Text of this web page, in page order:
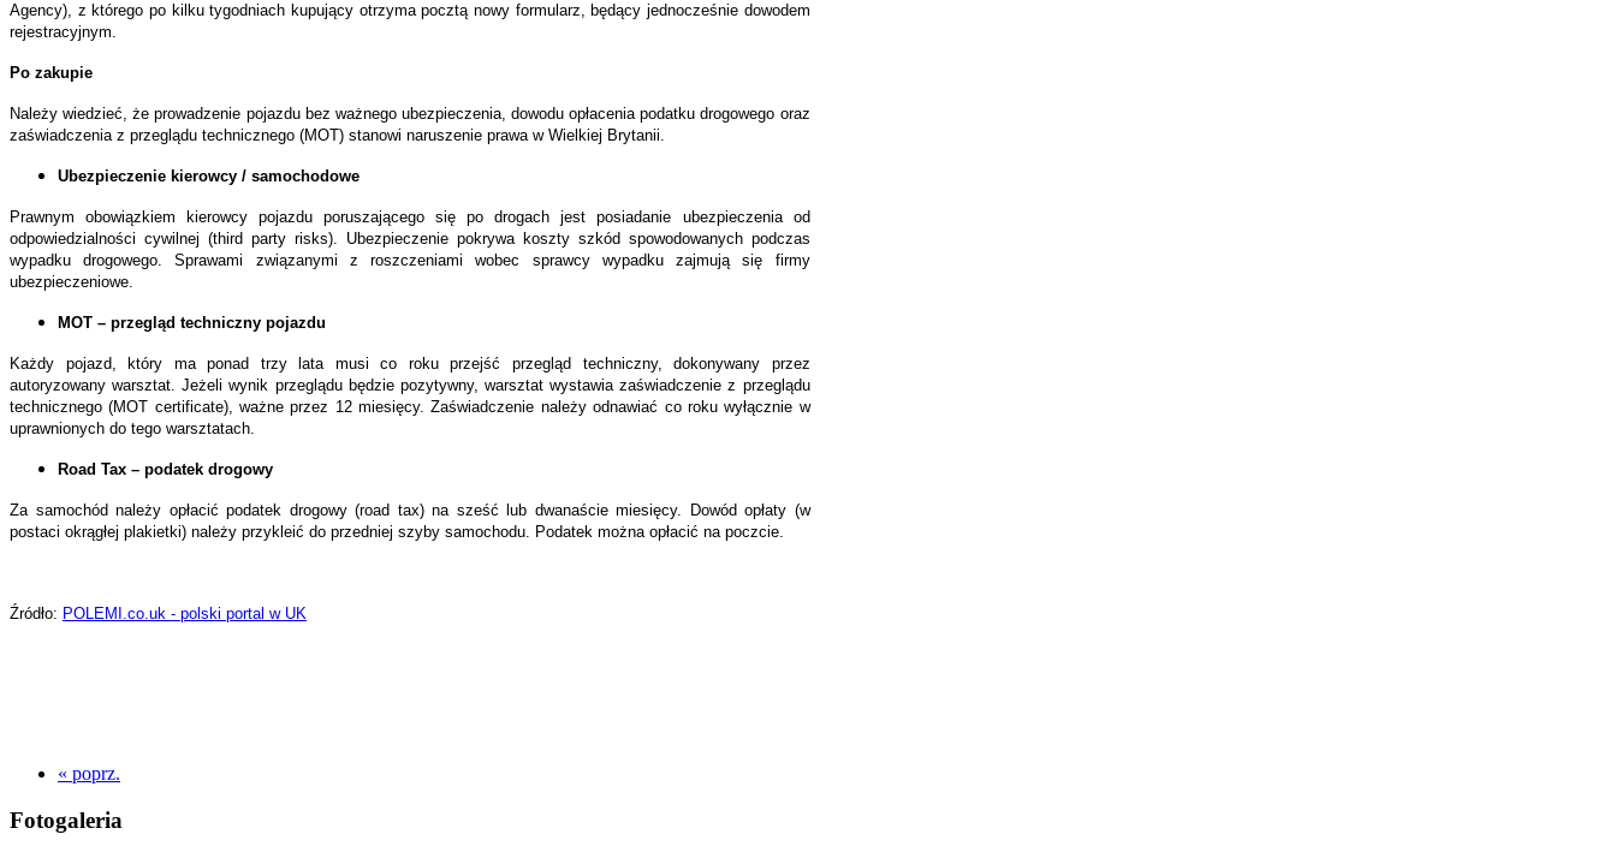
Agency), z którego po kilku tygodniach kupujący otrzyma pocztą nowy formularz, będący jednocześnie dowodem
rejestracyjnym.
Po zakupie
Należy wiedzieć, że prowadzenie pojazdu bez ważnego ubezpieczenia, dowodu opłacenia podatku drogowego oraz
zaświadczenia z przeglądu technicznego (MOT) stanowi naruszenie prawa w Wielkiej Brytanii.
Ubezpieczenie kierowcy / samochodowe
Prawnym obowiązkiem kierowcy pojazdu poruszającego się po drogach jest posiadanie ubezpieczenia od
odpowiedzialności cywilnej (third party risks). Ubezpieczenie pokrywa koszty szkód spowodowanych podczas
wypadku drogowego. Sprawami związanymi z roszczeniami wobec sprawcy wypadku zajmują się firmy
ubezpieczeniowe.
MOT – przegląd techniczny pojazdu
Każdy pojazd, który ma ponad trzy lata musi co roku przejść przegląd techniczny, dokonywany przez
autoryzowany warsztat. Jeżeli wynik przeglądu będzie pozytywny, warsztat wystawia zaświadczenie z przeglądu
technicznego (MOT certificate), ważne przez 12 miesięcy. Zaświadczenie należy odnawiać co roku wyłącznie w
uprawnionych do tego warsztatach.
Road Tax – podatek drogowy
Za samochód należy opłacić podatek drogowy (road tax) na sześć lub dwanaście miesięcy. Dowód opłaty (w
postaci okrągłej plakietki) należy przykleić do przedniej szyby samochodu. Podatek można opłacić na poczcie.
Źródło: POLEMI.co.uk - polski portal w UK
« poprz.
Fotogaleria